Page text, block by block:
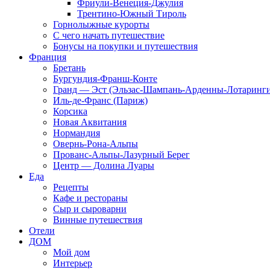
Фриули-Венеция-Джулия
Трентино-Южный Тироль
Горнолыжные курорты
С чего начать путешествие
Бонусы на покупки и путешествия
Франция
Бретань
Бургундия-Франш-Конте
Гранд — Эст (Эльзас-Шампань-Арденны-
Иль-де-Франс (Париж)
Корсика
Новая Аквитания
Нормандия
Овернь-Рона-Альпы
Прованс-Альпы-Лазурный Берег
Центр — Долина Луары
Еда
Рецепты
Кафе и рестораны
Сыр и сыроварни
Винные путешествия
Отели
ДОМ
Мой дом
Интерьер